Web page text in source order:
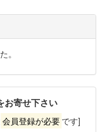
。
お寄せ下さい
会員登録が必要 です]